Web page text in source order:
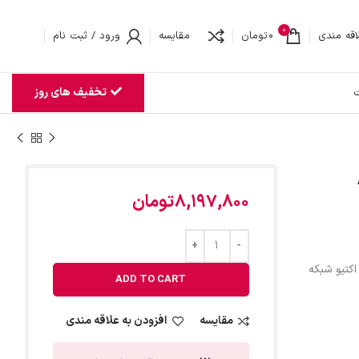
مندی 0
0تومان مقایسه ورود / ثبت نام
تخفیف های روز
شبکه
8,197,800تومان
ADD TO CART
مقایسه افزودن به علاقه مندی